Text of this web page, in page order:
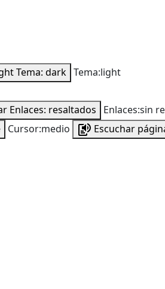
Tema: dark Tema:light
Enlaces: resaltados
Enlaces:sin
Cursor:medio
Escuchar